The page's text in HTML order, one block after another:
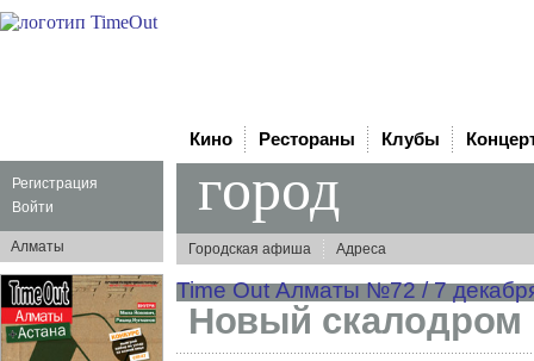
Регистрация
Войти
Алматы
Кино Рестораны Клубы
город
Городская афиша Адреса
Time Out Алматы №72 / 7
Новый скалодром